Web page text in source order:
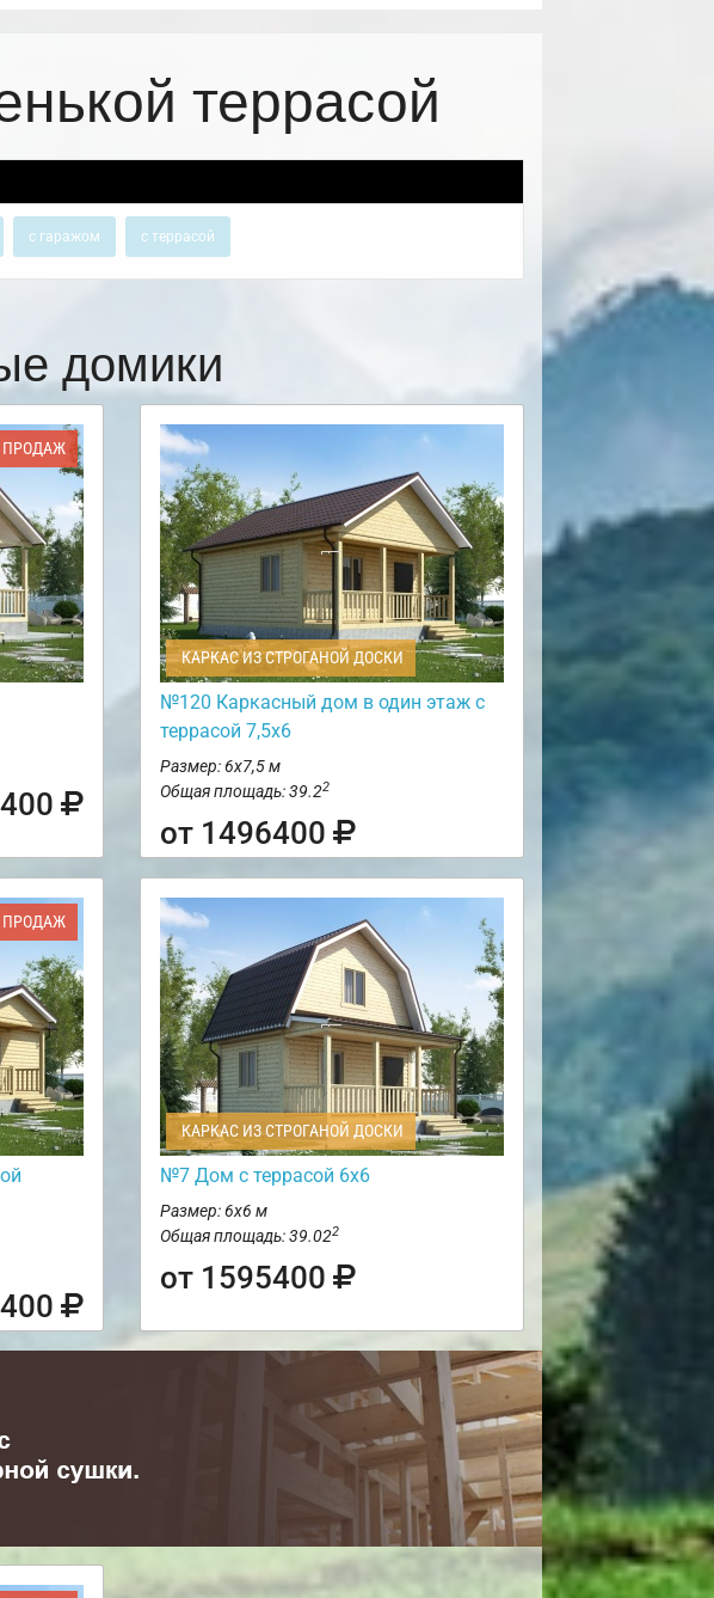
террасой
с гаражом с террасой
домики
КАРКАС ИЗ СТРОГАНОЙ ДОСКИ
№120 Каркасный дом в один этаж с
террасой 7,5х6
Размер: 6х7,5 м
Общая площадь: 39.22
от 1496400
КАРКАС ИЗ СТРОГАНОЙ ДОСКИ
№7 Дом с террасой 6х6
Размер: 6х6 м
Общая площадь: 39.022
от 1595400